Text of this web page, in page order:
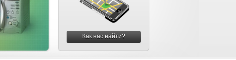
Как нас найти?